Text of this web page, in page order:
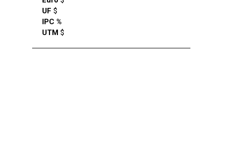
UF $
IPC %
UTM $